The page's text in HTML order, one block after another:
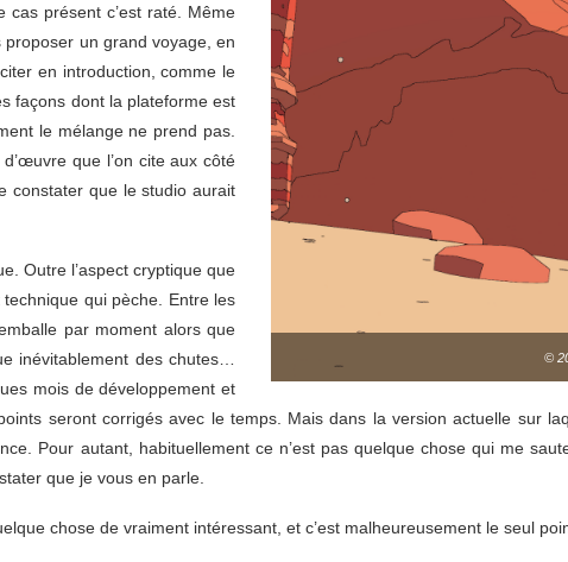
©
cas présent c’est raté. Même
proposer un grand voyage, en
en introduction, comme le
façons dont la plateforme est
le mélange ne prend pas.
que l’on cite aux côté
constater que le studio aurait
Outre l’aspect cryptique que
technique qui pèche. Entre les
par moment alors que
inévitablement des chutes…
mois de développement et
seront corrigés avec le temps. Mais dans la version actuelle sur
Pour autant, habituellement ce n’est pas quelque chose qui me
que je vous en parle.
chose de vraiment intéressant, et c’est malheureusement le seul